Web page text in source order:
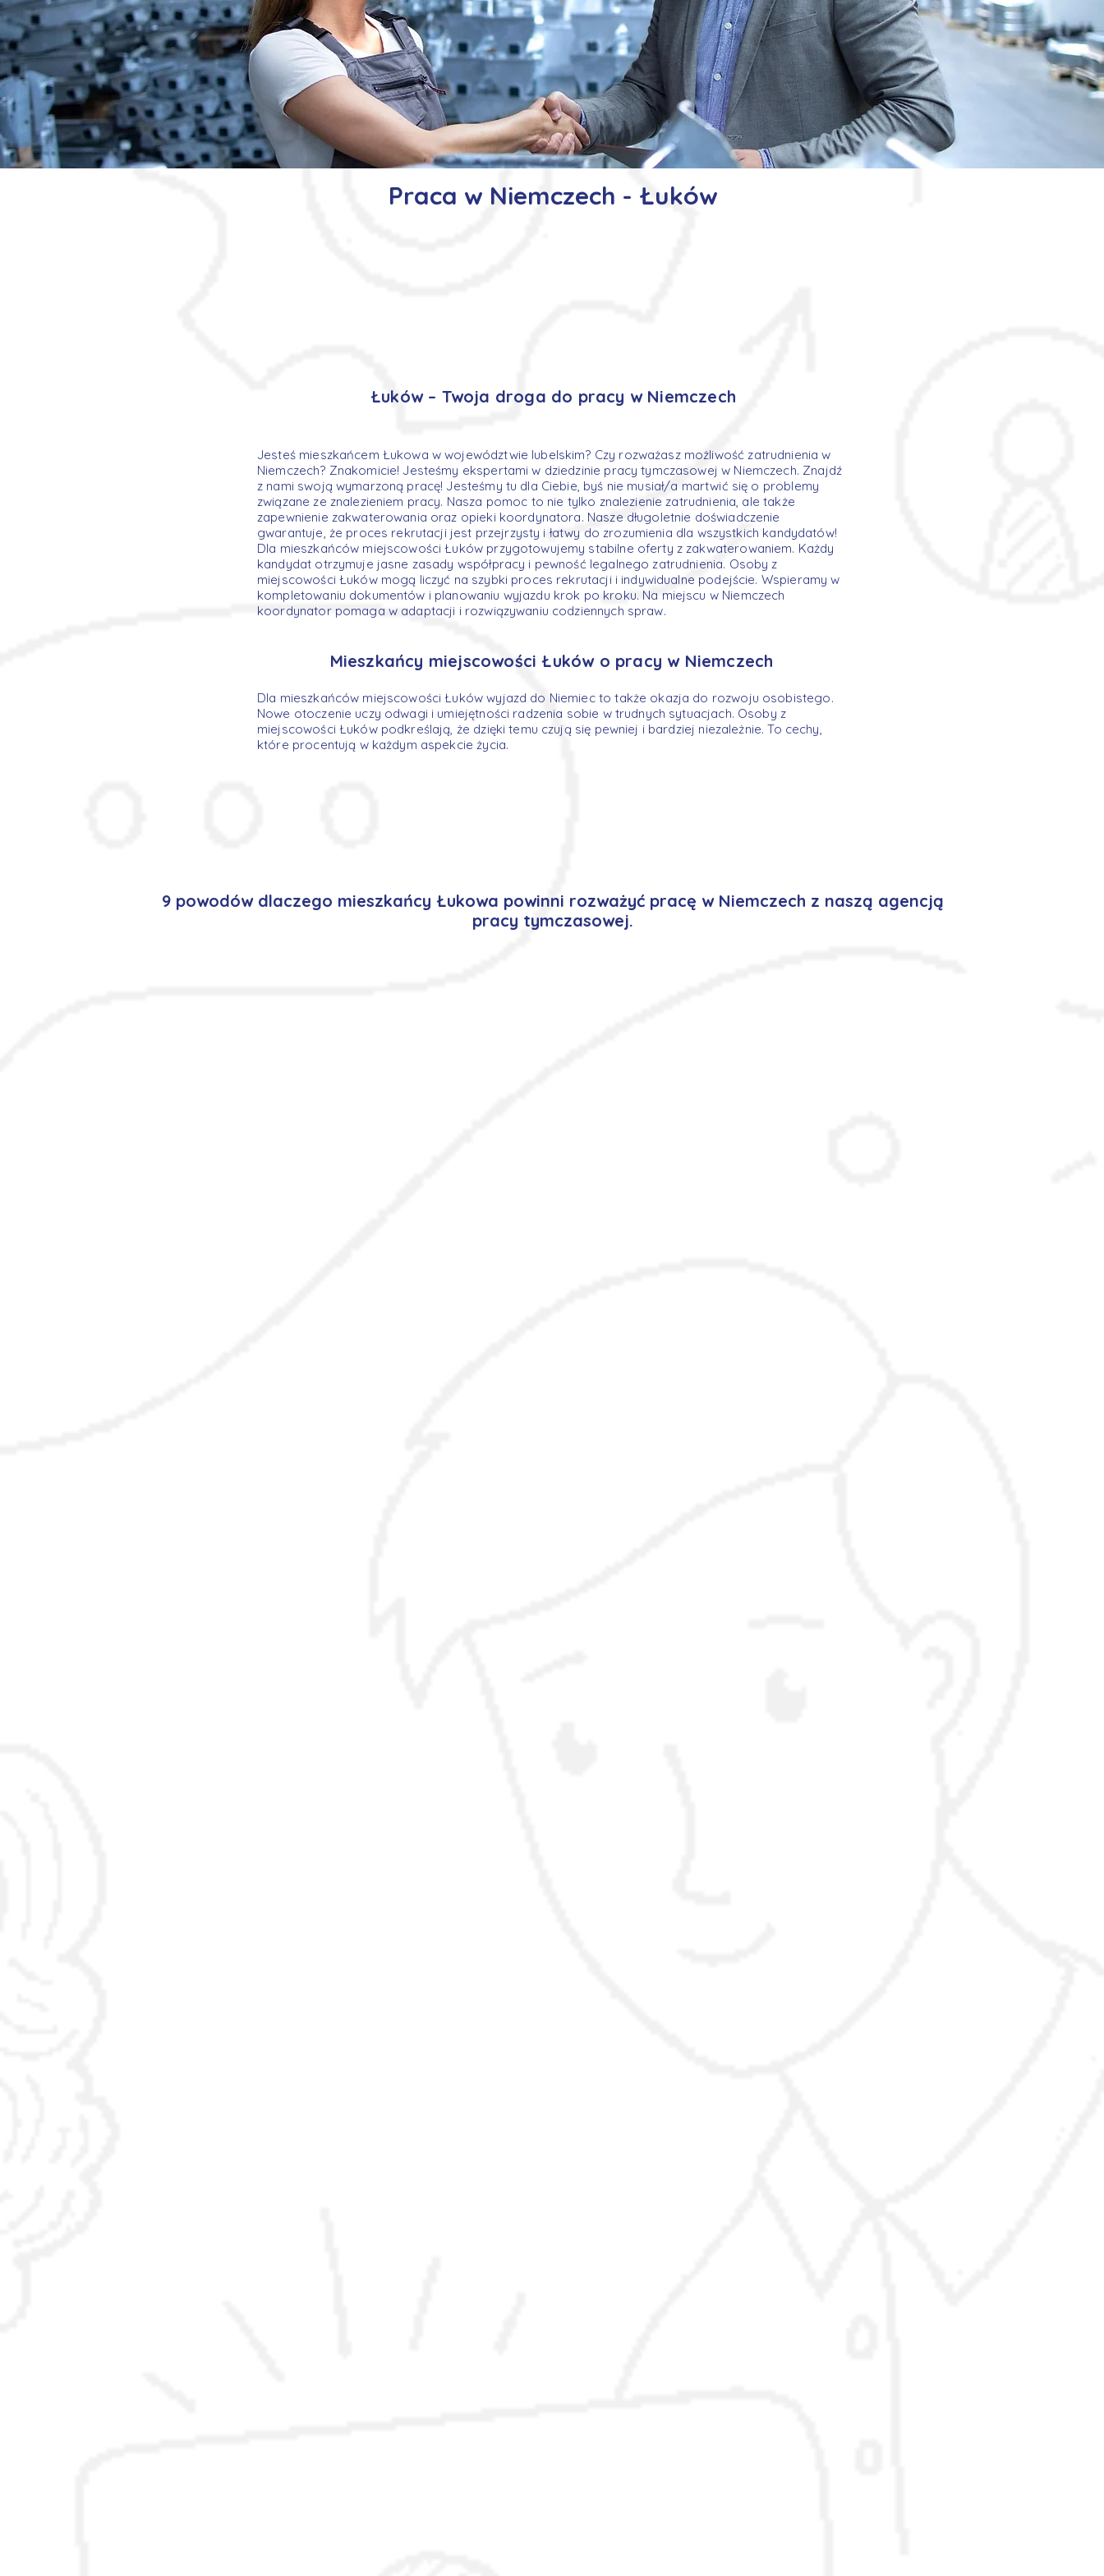
Praca w Niemczech - Łuków
Łuków – Twoja droga do pracy w Niemczech
Jesteś mieszkańcem Łukowa w województwie lubelskim? Czy rozważasz możliwość zatrudnienia w
Niemczech? Znakomicie! Jesteśmy ekspertami w dziedzinie pracy tymczasowej w Niemczech. Znajdź
z nami swoją wymarzoną pracę! Jesteśmy tu dla Ciebie, byś nie musiał/a martwić się o problemy
związane ze znalezieniem pracy. Nasza pomoc to nie tylko znalezienie zatrudnienia, ale także
zapewnienie zakwaterowania oraz opieki koordynatora. Nasze długoletnie doświadczenie
gwarantuje, że proces rekrutacji jest przejrzysty i łatwy do zrozumienia dla wszystkich kandydatów!
Dla mieszkańców miejscowości Łuków przygotowujemy stabilne oferty z zakwaterowaniem. Każdy
kandydat otrzymuje jasne zasady współpracy i pewność legalnego zatrudnienia. Osoby z
miejscowości Łuków mogą liczyć na szybki proces rekrutacji i indywidualne podejście. Wspieramy w
kompletowaniu dokumentów i planowaniu wyjazdu krok po kroku. Na miejscu w Niemczech
koordynator pomaga w adaptacji i rozwiązywaniu codziennych spraw.
Mieszkańcy miejscowości Łuków o pracy w Niemczech
Dla mieszkańców miejscowości Łuków wyjazd do Niemiec to także okazja do rozwoju osobistego.
Nowe otoczenie uczy odwagi i umiejętności radzenia sobie w trudnych sytuacjach. Osoby z
miejscowości Łuków podkreślają, że dzięki temu czują się pewniej i bardziej niezależnie. To cechy,
które procentują w każdym aspekcie życia.
9 powodów dlaczego mieszkańcy Łukowa powinni rozważyć pracę w Niemczech z naszą agencją
pracy tymczasowej.